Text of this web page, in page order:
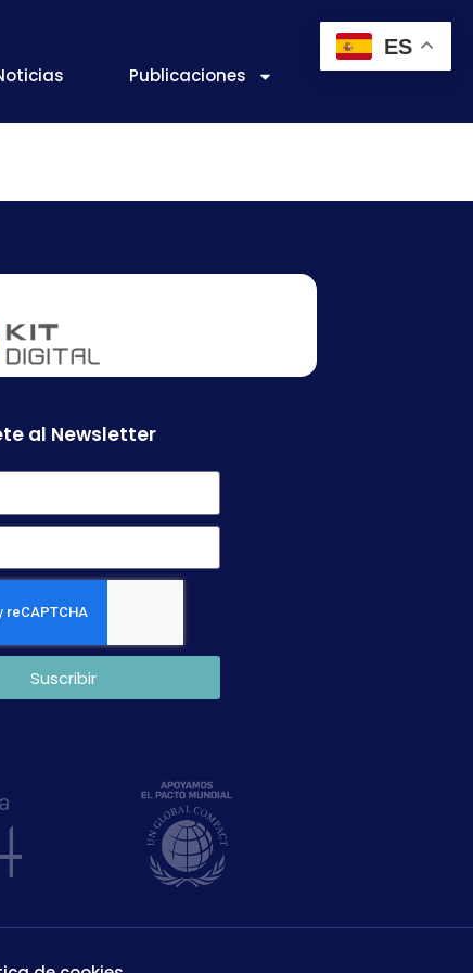
Publicaciones
al Newsletter
Suscribir
ES